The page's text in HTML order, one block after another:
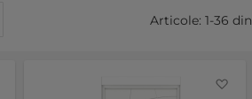
Articole: 1-36 din